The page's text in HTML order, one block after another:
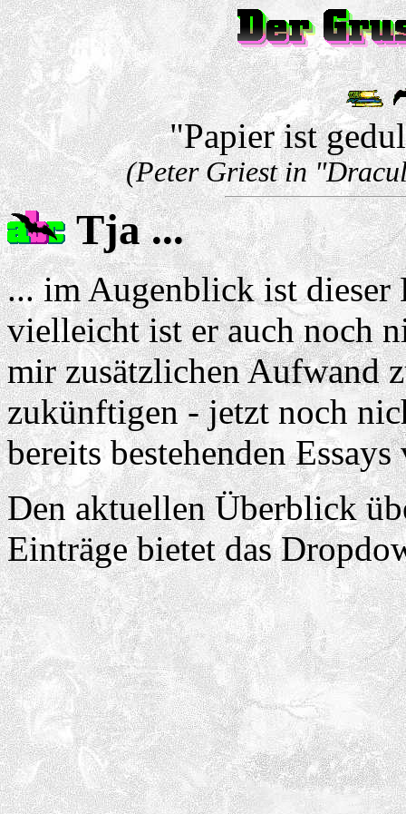
"Papier ist
(Peter Griest in
Tja ...
... im Augenblick ist
vielleicht ist er auch noch
mir zusätzlichen Aufwand
zukünftigen - jetzt noch
bereits bestehenden
Den aktuellen Überblick
Einträge bietet das